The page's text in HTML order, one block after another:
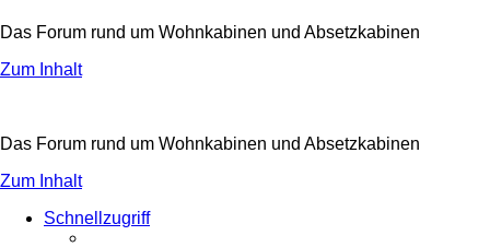
Das Forum rund um Wohnkabinen und Absetzkabinen
Zum Inhalt
Das Forum rund um Wohnkabinen und Absetzkabinen
Zum Inhalt
Schnellzugriff